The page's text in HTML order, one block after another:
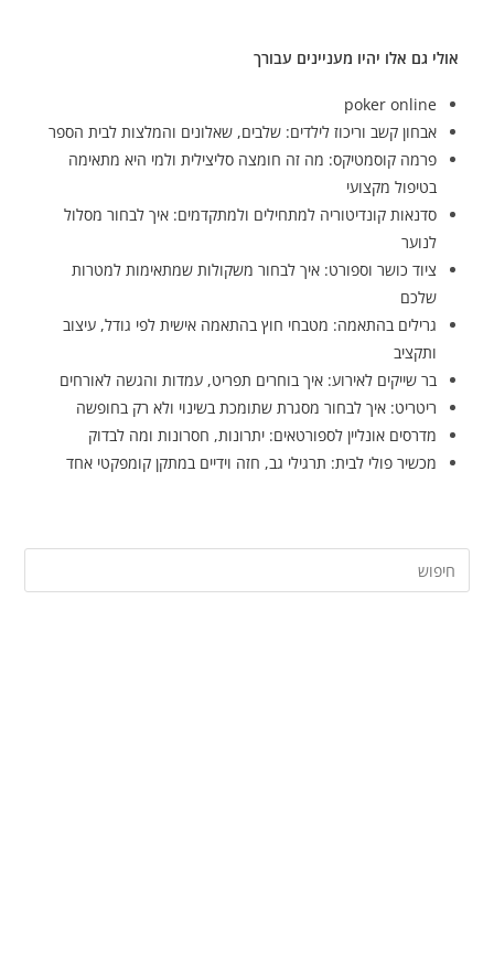
אולי גם אלו יהיו מעניינים עבורך
poker online
אבחון קשב וריכוז לילדים: שלבים, שאלונים והמלצות לבית הספר
פרמה קוסמטיקס: מה זה חומצה סליצילית ולמי היא מתאימה
בטיפול מקצועי
סדנאות קונדיטוריה למתחילים ולמתקדמים: איך לבחור מסלול
לנוער
ציוד כושר וספורט: איך לבחור משקולות שמתאימות למטרות
שלכם
גרילים בהתאמה: מטבחי חוץ בהתאמה אישית לפי גודל, עיצוב
ותקציב
בר שייקים לאירוע: איך בוחרים תפריט, עמדות והגשה לאורחים
ריטריט: איך לבחור מסגרת שתומכת בשינוי ולא רק בחופשה
מדרסים אונליין לספורטאים: יתרונות, חסרונות ומה לבדוק
מכשיר פולי לבית: תרגילי גב, חזה וידיים במתקן קומפקטי אחד